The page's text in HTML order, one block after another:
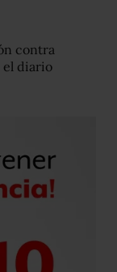
contra
el diario